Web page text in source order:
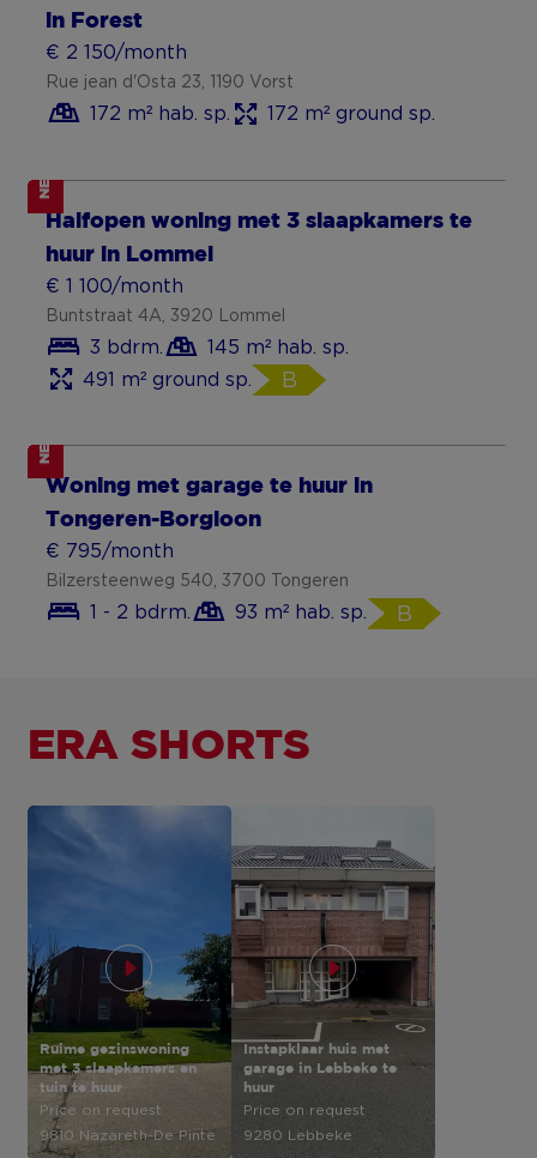
in Forest
€ 2 150/month
Rue jean d'Osta 23, 1190 Vorst
172 m² hab. sp. 172 m² ground sp.
NEW
Halfopen woning met 3 slaapkamers te
huur in Lommel
€ 1 100/month
Buntstraat 4A, 3920 Lommel
3 bdrm.
145 m² hab. sp.
491 m² ground sp.
B
NEW
Woning met garage te huur in
Tongeren-Borgloon
€ 795/month
Bilzersteenweg 540, 3700 Tongeren
1 - 2 bdrm. 93 m² hab. sp. B
ERA SHORTS
Ruime gezinswoning
met 3 slaapkamers en
tuin te huur
Price on request
9810 Nazareth-De Pinte
Instapklaar huis met
garage in Lebbeke te
huur
Price on request
9280 Lebbeke